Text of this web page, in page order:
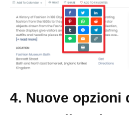
4. Nuove opzioni